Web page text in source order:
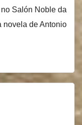
Salón Noble da
novela de Antonio